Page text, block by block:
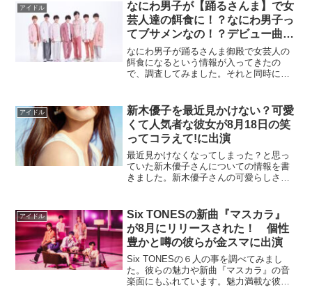
アイドル
なにわ男子が【踊るさんま】で女
芸人達の餌食に！？なにわ男子っ
てブサメンなの！？デビュー曲に
強敵出現
なにわ男子が踊るさんま御殿で女芸人の
餌食になるという情報が入ってきたの
で、調査してみました。それと同時にな
した。最近デビュー曲を出したばかりの
強敵とは誰か！？調査してみました。
アイドル
新木優子を最近見かけない？可愛
くて人気者な彼女が8月18日の笑
ってコラえて!に出演
最近見かけなくなってしまった？と思っ
ていた新木優子さんについての情報を書
きました。新木優子さんの可愛らしさの
アイドル
Six TONESの新曲『マスカラ』
が8月にリリースされた！ 個性
豊かと噂の彼らが金スマに出演
Six TONESの６人の事を調べてみまし
た。彼らの魅力や新曲『マスカラ』の音
楽面にもふれています。魅力満載な彼ら